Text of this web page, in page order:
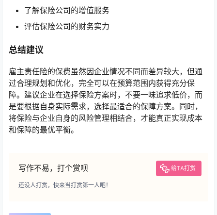
了解保险公司的增值服务
评估保险公司的财务实力
总结建议
雇主责任险的保费虽然因企业情况不同而差异较大，但通
过合理规划和优化，完全可以在预算范围内获得充分保
障。建议企业在选择保险方案时，不要一味追求低价，而
是要根据自身实际需求，选择最适合的保障方案。同时，
将保险与企业自身的风险管理相结合，才能真正实现成本
和保障的最优平衡。
写作不易，打个赏呗 给TA打赏
还没人打赏，快来当打赏第一人吧！